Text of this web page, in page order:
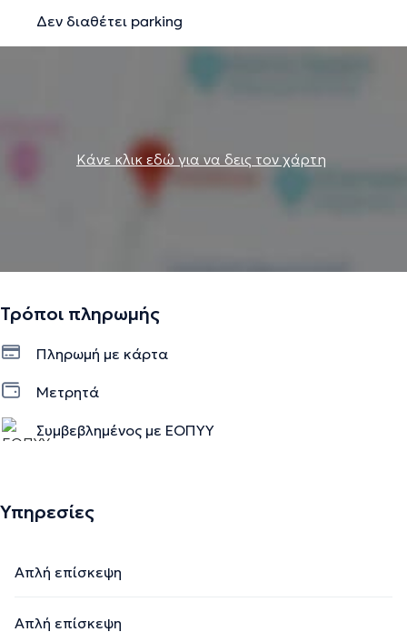
Δεν διαθέτει parking
Κάνε κλικ εδώ για να δεις τον χάρτη
Τρόποι πληρωμής
Πληρωμή με κάρτα
Μετρητά
Συμβεβλημένος με ΕΟΠΥΥ
Υπηρεσίες
Απλή επίσκεψη
Απλή επίσκεψη